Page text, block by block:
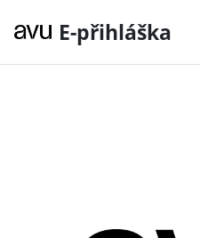
E-přihláška